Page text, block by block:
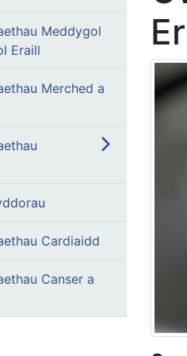
Meddygol
Eraill
Merched a
Cardiaidd
Canser a